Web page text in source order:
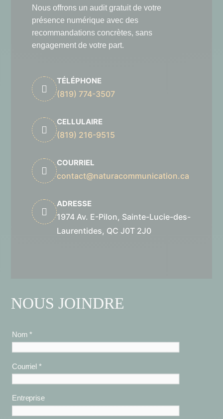
Nous offrons un audit gratuit de votre
présence numérique avec des
recommandations concrètes, sans
engagement de votre part.

TÉLÉPHONE
(819) 774-3507

CELLULAIRE
(819) 216-9515

COURRIEL
contact@naturacommunication.ca

ADRESSE
1974 Av. E-Pilon, Sainte-Lucie-des-
Laurentides, QC J0T 2J0
NOUS JOINDRE
Nom *
Courriel *
Entreprise